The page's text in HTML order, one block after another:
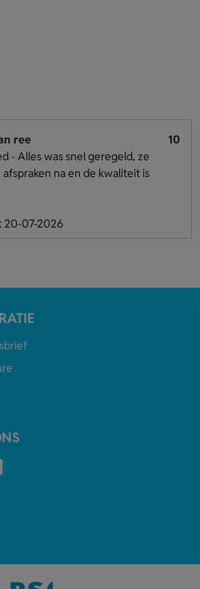
ree
10
- Alles was snel geregeld, ze
afspraken na en de kwaliteit is
20-07-2026